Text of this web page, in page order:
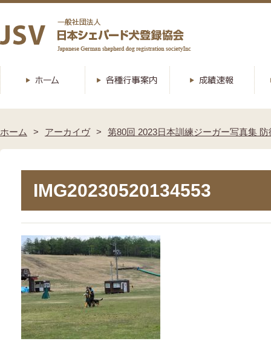
ホーム アーカイヴ 第80回 2023日本訓練ジーガー写真集 防
IMG20230520134553